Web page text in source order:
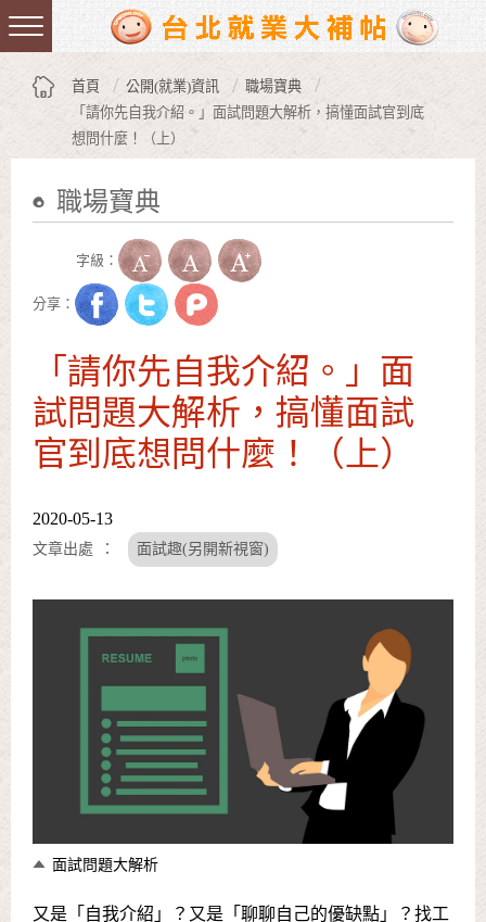
跳到主要內容區塊
:::
首頁 公開(就業)資訊
職場寶典
「請你先自我介紹。」面試問題大解析，搞懂面試官到底
想問什麼！（上）
職場寶典
字級：
分享：
「請你先自我介紹。」面
試問題大解析，搞懂面試
官到底想問什麼！（上）
2020-05-13
文章出處 面試趣(另開新視窗)
面試問題大解析
又是「自我介紹」？又是「聊聊自己的優缺點」？找工